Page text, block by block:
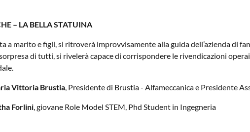
– LA BELLA STATUINA
a marito e figli, si ritroverà improvvisamente alla guida dell’azienda di
di tutti, si rivelerà capace di corrispondere le rivendicazioni
Vittoria Brustia, Presidente di Brustia - Alfameccanica e Presidente
Forlini, giovane Role Model STEM, Phd Student in Ingegneria